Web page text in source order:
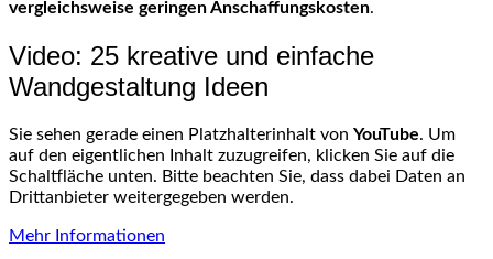
vergleichsweise geringen Anschaffungskosten.
Video: 25 kreative und einfache
Wandgestaltung Ideen
Sie sehen gerade einen Platzhalterinhalt von YouTube. Um
auf den eigentlichen Inhalt zuzugreifen, klicken Sie auf die
Schaltfläche unten. Bitte beachten Sie, dass dabei Daten an
Drittanbieter weitergegeben werden.
Mehr Informationen